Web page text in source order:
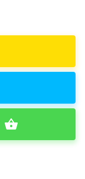
shopping_basket